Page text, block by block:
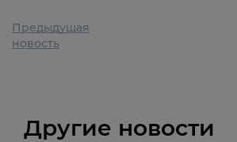
Предыдущая
новость
Другие новости